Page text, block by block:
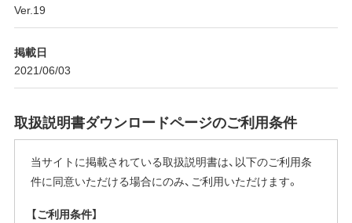
Ver.19
掲載日
2021/06/03
取扱説明書ダウンロードページのご利用条件
当サイトに掲載されている取扱説明書は、以下のご利用条
件に同意いただける場合にのみ、ご利用いただけます。
【ご利用条件】